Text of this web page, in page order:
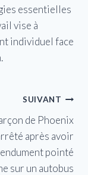
essentielles
vise à
individuel face
SUIVANT
de Phoenix
après avoir
pointé
sur un autobus